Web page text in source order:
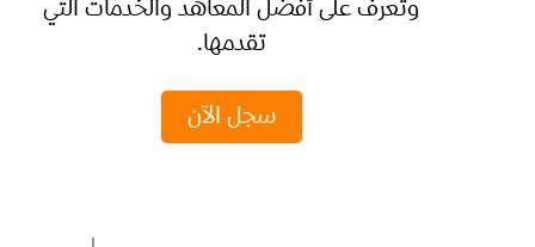
وتعرف على أفضل المعاهد والخدمات التي
تقدمها.
سجل الآن